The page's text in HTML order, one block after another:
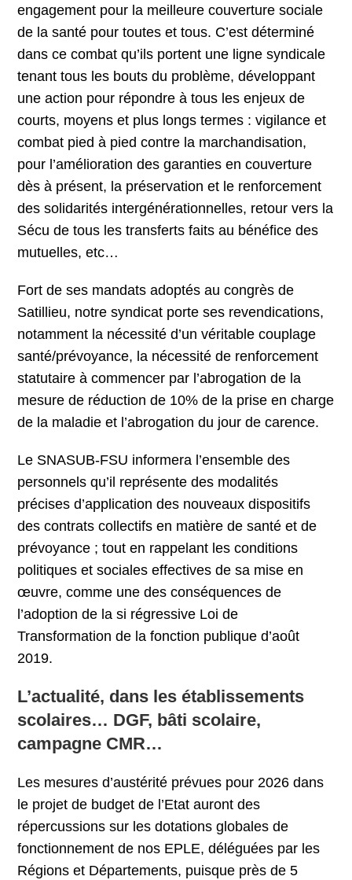
engagement pour la meilleure couverture sociale
de la santé pour toutes et tous. C’est déterminé
dans ce combat qu’ils portent une ligne syndicale
tenant tous les bouts du problème, développant
une action pour répondre à tous les enjeux de
courts, moyens et plus longs termes : vigilance et
combat pied à pied contre la marchandisation,
pour l’amélioration des garanties en couverture
dès à présent, la préservation et le renforcement
des solidarités intergénérationnelles, retour vers la
Sécu de tous les transferts faits au bénéfice des
mutuelles, etc…
Fort de ses mandats adoptés au congrès de
Satillieu, notre syndicat porte ses revendications,
notamment la nécessité d’un véritable couplage
santé/prévoyance, la nécessité de renforcement
statutaire à commencer par l’abrogation de la
mesure de réduction de 10% de la prise en charge
de la maladie et l’abrogation du jour de carence.
Le SNASUB-FSU informera l’ensemble des
personnels qu’il représente des modalités
précises d’application des nouveaux dispositifs
des contrats collectifs en matière de santé et de
prévoyance ; tout en rappelant les conditions
politiques et sociales effectives de sa mise en
œuvre, comme une des conséquences de
l’adoption de la si régressive Loi de
Transformation de la fonction publique d’août
2019.
L’actualité, dans les établissements
scolaires… DGF, bâti scolaire,
campagne CMR…
Les mesures d’austérité prévues pour 2026 dans
le projet de budget de l’Etat auront des
répercussions sur les dotations globales de
fonctionnement de nos EPLE, déléguées par les
Régions et Départements, puisque près de 5